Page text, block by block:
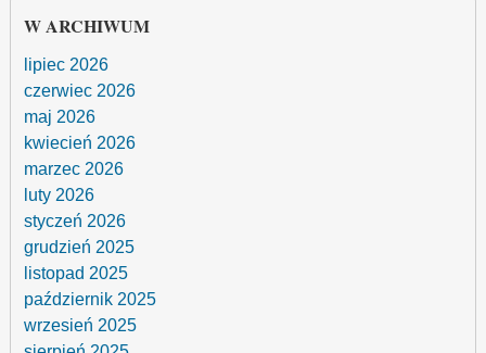
W ARCHIWUM
lipiec 2026
czerwiec 2026
maj 2026
kwiecień 2026
marzec 2026
luty 2026
styczeń 2026
grudzień 2025
listopad 2025
październik 2025
wrzesień 2025